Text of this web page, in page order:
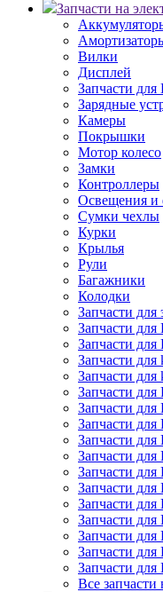
Запчасти на
Вилки
Дисплей
Запчасти для
Зарядные
Камеры
Покрышки
Мотор колесо
Замки
Контроллеры
Освещения и
Сумки чехлы
Курки
Крылья
Рули
Багажники
Колодки
Запчасти для
Запчасти для
Запчасти
Запчасти для
Запчасти для
Запчасти для
Запчасти для
Запчасти для
Запчасти для
Запчасти для
Запчасти
Запчасти для
Запчасти
Запчасти для
Запчасти для
Запчасти
Запчасти
Все запчасти